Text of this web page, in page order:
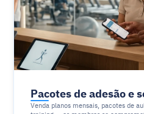
Pacotes de adesão e
Venda planos mensais, pacotes de